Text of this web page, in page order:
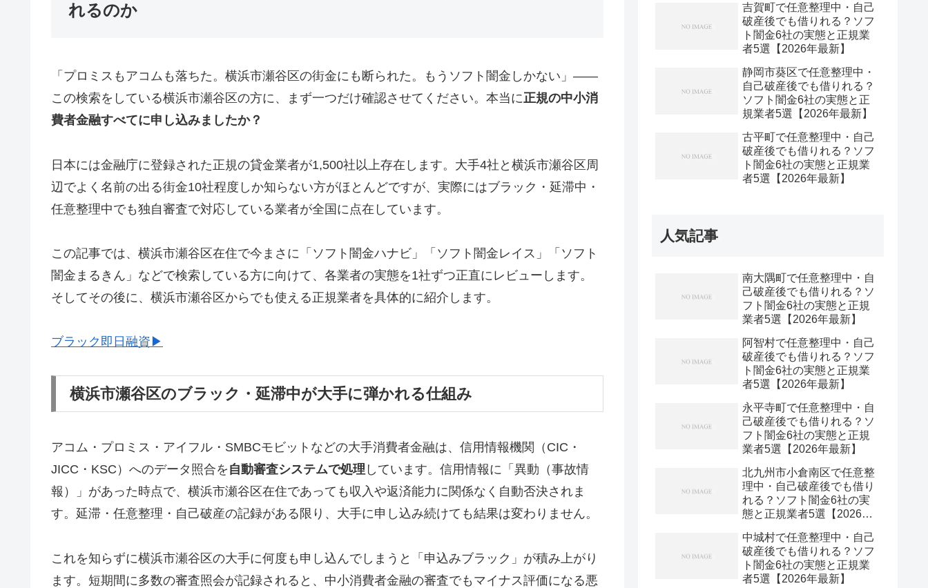
れるのか
「プロミスもアコムも落ちた。横浜市瀬谷区の街金にも断られた。もうソフト闇金しかない」——
この検索をしている横浜市瀬谷区の方に、まず一つだけ確認させてください。本当に正規の中小消
費者金融すべてに申し込みましたか？
日本には金融庁に登録された正規の貸金業者が1,500社以上存在します。大手4社と横浜市瀬谷区周
辺でよく名前の出る街金10社程度しか知らない方がほとんどですが、実際にはブラック・延滞中・
任意整理中でも独自審査で対応している業者が全国に点在しています。
この記事では、横浜市瀬谷区在住で今まさに「ソフト闇金ハナビ」「ソフト闇金レイス」「ソフト
闇金まるきん」などで検索している方に向けて、各業者の実態を1社ずつ正直にレビューします。
そしてその後に、横浜市瀬谷区からでも使える正規業者を具体的に紹介します。
ブラック即日融資▶
横浜市瀬谷区のブラック・延滞中が大手に弾かれる仕組み
アコム・プロミス・アイフル・SMBCモビットなどの大手消費者金融は、信用情報機関（CIC・
JICC・KSC）へのデータ照合を 自動審査システムで処理 しています。信用情報に「異動（事故情
報）」があった時点で、横浜市瀬谷区在住であっても収入や返済能力に関係なく自動否決されま
す。延滞・任意整理・自己破産の記録がある限り、大手に申し込み続けても結果は変わりません。
これを知らずに横浜市瀬谷区の大手に何度も申し込んでしまうと「申込みブラック」が積み上がり
ます。短期間に多数の審査照会が記録されると、中小消費者金融の審査でもマイナス評価になる悪
吉賀町で任意整理中・自己
破産後でも借りれる？ソフ
ト闇金6社の実態と正規業
者5選【2026年最新】
静岡市葵区で任意整理中・
自己破産後でも借りれる？
ソフト闇金6社の実態と正
規業者5選【2026年最新】
古平町で任意整理中・自己
破産後でも借りれる？ソフ
ト闇金6社の実態と正規業
者5選【2026年最新】
人気記事
南大隅町で任意整理中・自
己破産後でも借りれる？ソ
フト闇金6社の実態と正規
業者5選【2026年最新】
阿智村で任意整理中・自己
破産後でも借りれる？ソフ
ト闇金6社の実態と正規業
者5選【2026年最新】
永平寺町で任意整理中・自
己破産後でも借りれる？ソ
フト闇金6社の実態と正規
業者5選【2026年最新】
北九州市小倉南区で任意整
理中・自己破産後でも借り
れる？ソフト闇金6社の実
態と正規業者5選【2026年
中城村で任意整理中・自己
破産後でも借りれる？ソフ
ト闇金6社の実態と正規業
者5選【2026年最新】